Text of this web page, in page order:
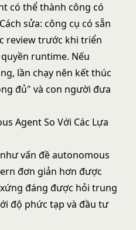
có thể thành công có
sửa: công cụ có sẵn
review trước khi triển
runtime. Nếu
lần chạy nên kết thúc
đủ" và con người đưa
Agent So Với Các Lựa
vấn đề autonomous
đơn giản hơn được
đáng được hỏi trung
độ phức tạp và đầu tư